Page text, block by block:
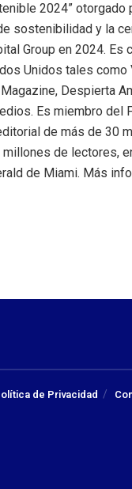
2024”
sostenibilidad y la
Group en 2024.
Unidos tales como
Despierta
Es miembro
de más de 30
de lectores,
de Miami. Más
de Privacidad